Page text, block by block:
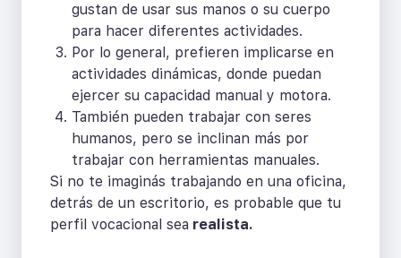
gustan de usar sus manos o su cuerpo
para hacer diferentes actividades.
Por lo general, prefieren implicarse en
actividades dinámicas, donde puedan
ejercer su capacidad manual y motora.
También pueden trabajar con seres
humanos, pero se inclinan más por
trabajar con herramientas manuales.
Si no te imaginás trabajando en una oficina,
detrás de un escritorio, es probable que tu
perfil vocacional sea realista.